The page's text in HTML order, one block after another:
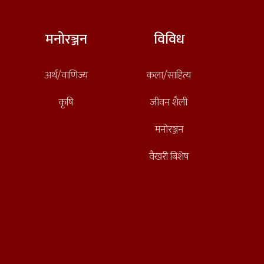
मनोरञ्जन
अर्थ/वाणिज्य
कृषि
विविध
कला/साहित्य
जीवन शैली
मनोरञ्जन
वैखरी बिशेष